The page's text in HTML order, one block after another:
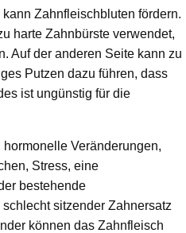
Zahnfleischbluten fördern.
harte Zahnbürste verwendet,
Auf der anderen Seite kann zu
Putzen dazu führen, dass
ist ungünstig für die
Veränderungen,
Stress, eine
bestehende
sitzender Zahnersatz
können das Zahnfleisch